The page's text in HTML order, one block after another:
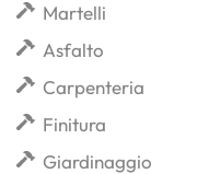
Martelli
Asfalto
Carpenteria
Finitura
Giardinaggio